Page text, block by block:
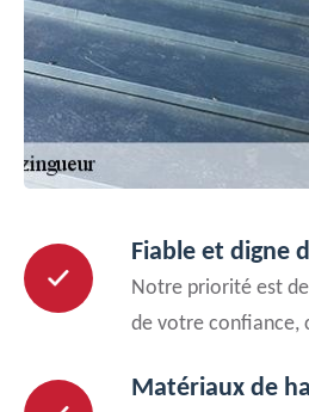
Fiable et digne
Notre priorité est
de votre confiance,
Matériaux de